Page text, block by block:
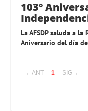
103°
La AFSDP saluda a
Aniversario del día
←ANT 1 SIG→